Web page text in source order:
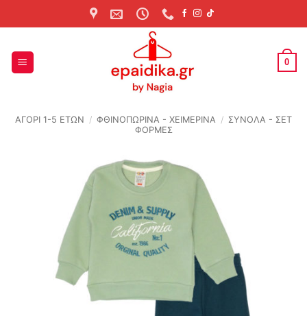
to
0
ΑΓΟΡΙ 1-5 ΕΤΩΝ / ΦΘΙΝΟΠΩΡΙΝΆ - ΧΕΙΜΕΡΙΝΆ / ΣΥΝΟΛΑ - ΣΕΤ
ΦΟΡΜΕΣ